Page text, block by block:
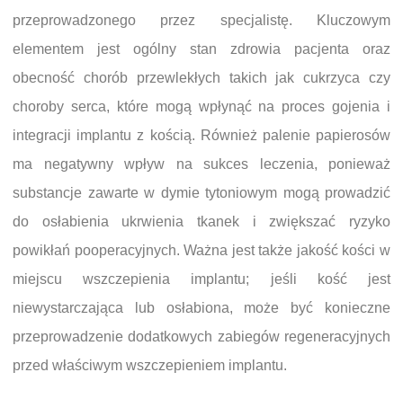
przeprowadzonego przez specjalistę. Kluczowym
elementem jest ogólny stan zdrowia pacjenta oraz
obecność chorób przewlekłych takich jak cukrzyca czy
choroby serca, które mogą wpłynąć na proces gojenia i
integracji implantu z kością. Również palenie papierosów
ma negatywny wpływ na sukces leczenia, ponieważ
substancje zawarte w dymie tytoniowym mogą prowadzić
do osłabienia ukrwienia tkanek i zwiększać ryzyko
powikłań pooperacyjnych. Ważna jest także jakość kości w
miejscu wszczepienia implantu; jeśli kość jest
niewystarczająca lub osłabiona, może być konieczne
przeprowadzenie dodatkowych zabiegów regeneracyjnych
przed właściwym wszczepieniem implantu.